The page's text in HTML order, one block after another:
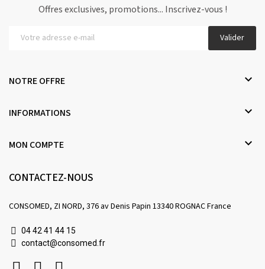
Offres exclusives, promotions... Inscrivez-vous !
Valider
NOTRE OFFRE 
INFORMATIONS 
MON COMPTE 
CONTACTEZ-NOUS
CONSOMED, ZI NORD, 376 av Denis Papin 13340 ROGNAC France
04 42 41 44 15
contact@consomed.fr